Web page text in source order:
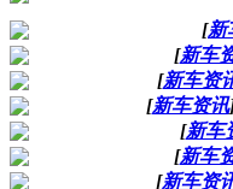
[新
[新车
[新车资
[新车资讯
[新车
[新车
[新车资